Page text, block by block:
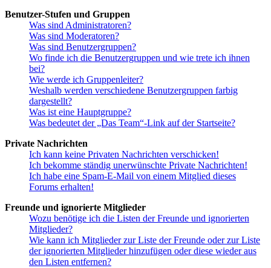
Benutzer-Stufen und Gruppen
Was sind Administratoren?
Was sind Moderatoren?
Was sind Benutzergruppen?
Wo finde ich die Benutzergruppen und wie trete ich ihnen
bei?
Wie werde ich Gruppenleiter?
Weshalb werden verschiedene Benutzergruppen farbig
dargestellt?
Was ist eine Hauptgruppe?
Was bedeutet der „Das Team“-Link auf der Startseite?
Private Nachrichten
Ich kann keine Privaten Nachrichten verschicken!
Ich bekomme ständig unerwünschte Private Nachrichten!
Ich habe eine Spam-E-Mail von einem Mitglied dieses
Forums erhalten!
Freunde und ignorierte Mitglieder
Wozu benötige ich die Listen der Freunde und ignorierten
Mitglieder?
Wie kann ich Mitglieder zur Liste der Freunde oder zur Liste
der ignorierten Mitglieder hinzufügen oder diese wieder aus
den Listen entfernen?